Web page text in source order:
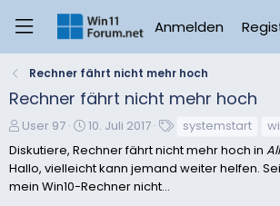
Anmelden
Rechner fährt nicht mehr hoch
Rechner fährt nicht mehr hoch
E
s
t
e
User 97
E
s
t
e
10. Juli 2017
h
l
systemstart
Diskutiere, Rechner fährt nicht mehr hoch in
Hallo, vielleicht kann jemand weiter helfen.
mein Win10-Rechner nicht...